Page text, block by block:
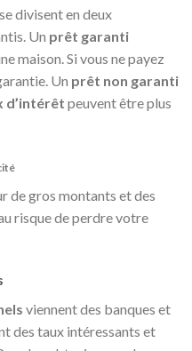
divisent en deux
Un prêt garanti
maison. Si vous ne payez
Un prêt non garanti
d’intérêt peuvent être plus
de gros montants et des
risque de perdre votre
viennent des banques et
des taux intéressants et